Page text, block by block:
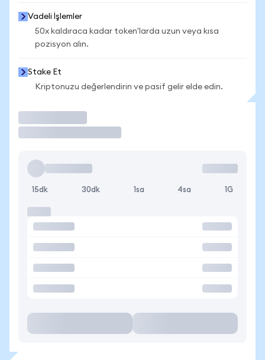
Vadeli İşlemler
50x kaldıraca kadar token'larda uzun veya kısa
pozisyon alın.
Stake Et
Kriptonuzu değerlendirin ve pasif gelir elde edin.
15dk 30dk 1sa 4sa 1G